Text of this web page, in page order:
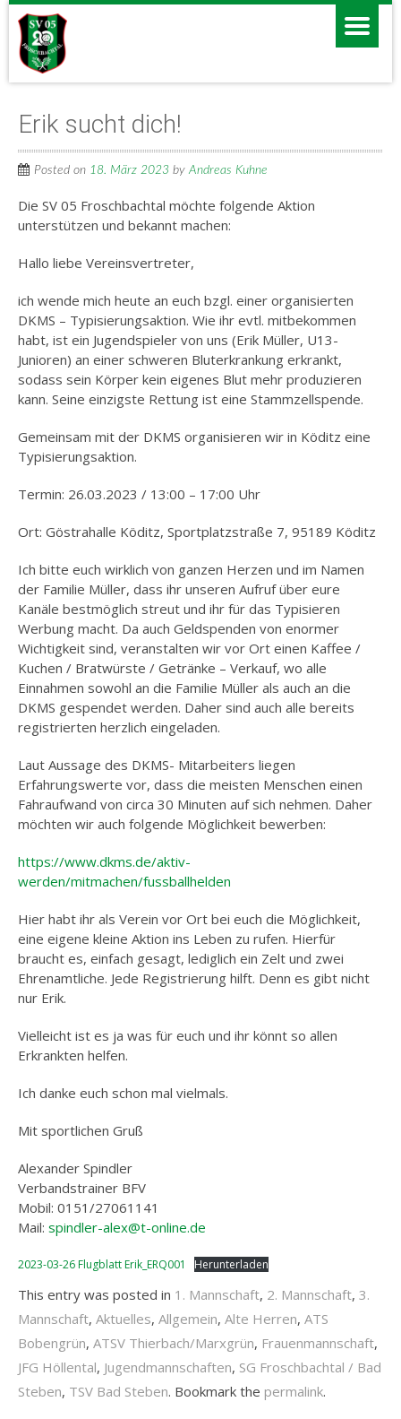
Erik sucht dich!
Posted on 18. März 2023 byAndreas Kuhne
Die SV 05 Froschbachtal möchte folgende Aktion
unterstützen und bekannt machen:
Hallo liebe Vereinsvertreter,
ich wende mich heute an euch bzgl. einer organisierten
DKMS – Typisierungsaktion. Wie ihr evtl. mitbekommen
habt, ist ein Jugendspieler von uns (Erik Müller, U13-
Junioren) an einer schweren Bluterkrankung erkrankt,
sodass sein Körper kein eigenes Blut mehr produzieren
kann. Seine einzigste Rettung ist eine Stammzellspende.
Gemeinsam mit der DKMS organisieren wir in Köditz eine
Typisierungsaktion.
Termin: 26.03.2023 / 13:00 – 17:00 Uhr
Ort: Göstrahalle Köditz, Sportplatzstraße 7, 95189 Köditz
Ich bitte euch wirklich von ganzen Herzen und im Namen
der Familie Müller, dass ihr unseren Aufruf über eure
Kanäle bestmöglich streut und ihr für das Typisieren
Werbung macht. Da auch Geldspenden von enormer
Wichtigkeit sind, veranstalten wir vor Ort einen Kaffee /
Kuchen / Bratwürste / Getränke – Verkauf, wo alle
Einnahmen sowohl an die Familie Müller als auch an die
DKMS gespendet werden. Daher sind auch alle bereits
registrierten herzlich eingeladen.
Laut Aussage des DKMS- Mitarbeiters liegen
Erfahrungswerte vor, dass die meisten Menschen einen
Fahraufwand von circa 30 Minuten auf sich nehmen. Daher
möchten wir auch folgende Möglichkeit bewerben:
https://www.dkms.de/aktiv-
werden/mitmachen/fussballhelden
Hier habt ihr als Verein vor Ort bei euch die Möglichkeit,
eine eigene kleine Aktion ins Leben zu rufen. Hierfür
braucht es, einfach gesagt, lediglich ein Zelt und zwei
Ehrenamtliche. Jede Registrierung hilft. Denn es gibt nicht
nur Erik.
Vielleicht ist es ja was für euch und ihr könnt so allen
Erkrankten helfen.
Ich danke euch schon mal vielmals.
Mit sportlichen Gruß
Alexander Spindler
Verbandstrainer BFV
Mobil: 0151/27061141
Mail: spindler-alex@t-online.de
2023-03-26 Flugblatt Erik_ERQ001 Herunterladen
This entry was posted in 1. Mannschaft, 2. Mannschaft, 3.
Mannschaft, Aktuelles, Allgemein, Alte Herren, ATS
Bobengrün, ATSV Thierbach/Marxgrün, Frauenmannschaft,
JFG Höllental, Jugendmannschaften, SG Froschbachtal / Bad
Steben, TSV Bad Steben. Bookmark the permalink.